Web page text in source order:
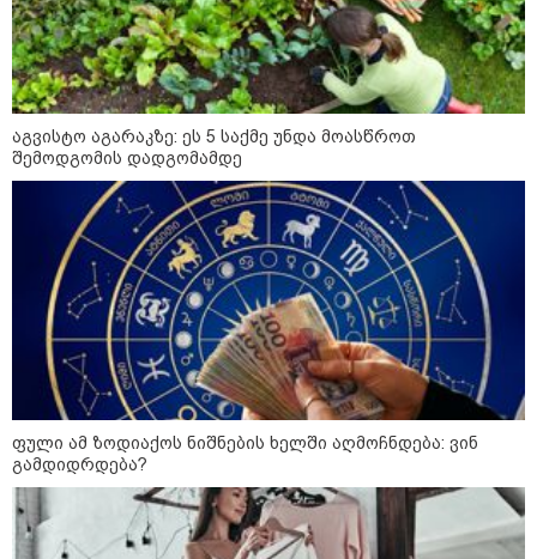
მიხეილ სააკაშვილი
16:22 / 08-08-2026
"აი, ეს არის სამშობლოს
ღალატი" - როგორ ეხმაურება
ნიკა გვარამია აგვისტოს ომთან
დაკავშირებით ირაკლი
კობახიძის განცხადებას?
14:32 / 08-08-2026
"2008 წლის ომი თუ არ
იქნებოდა, დიდი ალბათობით,
არც უკრაინის ომი იქნებოდა" -
შალვა პაპუაშვილი
12:18 / 08-08-2026
"რუსეთმა განახორციელა
საქართველოს ტერიტორიების
სააკაშვილის, მისი რეჟიმის
ღალატი ვერანაირად ვერ
გადაფარავს ამ დანაშაულს" -
ირაკლი კობახიძე
აგვისტო აგარაკზე: ეს 5 საქმე უნდა მოასწროთ
შემოდგომის დადგომამდე
ფული ამ ზოდიაქოს ნიშნების ხელში აღმოჩნდება: ვინ
გამდიდრდება?